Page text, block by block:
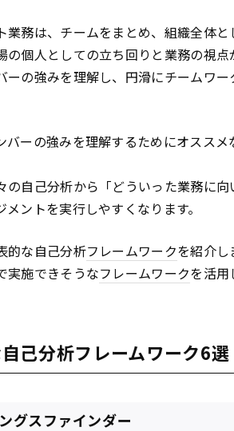
業務は、チームをまとめ、組織全体
の個人としての立ち回りと業務の視点
ーの強みを理解し、円滑にチームワ
バーの強みを理解するためにオスス
の自己分析から「どういった業務に
ントを実行しやすくなります。
的な自己分析フレームワークを紹介し
実施できそうなフレームワークを活用
己分析フレームワーク6選
グスファインダー